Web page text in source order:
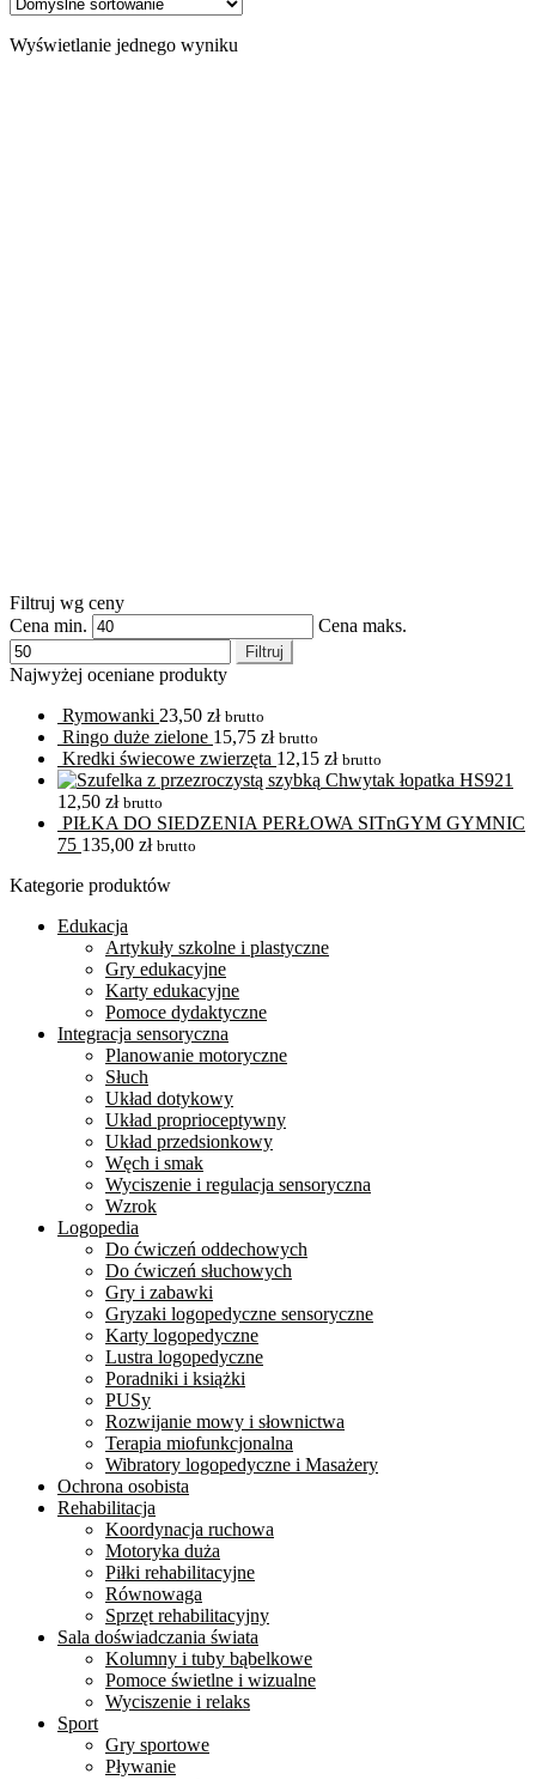
Wyświetlanie jednego wyniku
Filtruj wg ceny
Cena min.
Cena maks.
Filtruj
Najwyżej oceniane produkty
Rymowanki 23,50 zł brutto
Ringo duże zielone 15,75 zł brutto
Kredki świecowe zwierzęta 12,15 zł brutto
Chwytak łopatka HS921
12,50 zł brutto
PIŁKA DO SIEDZENIA PERŁOWA SITnGYM GYMNIC
75 135,00 zł brutto
Kategorie produktów
Edukacja
Artykuły szkolne i plastyczne
Gry edukacyjne
Karty edukacyjne
Pomoce dydaktyczne
Integracja sensoryczna
Planowanie motoryczne
Słuch
Układ dotykowy
Układ proprioceptywny
Układ przedsionkowy
Węch i smak
Wyciszenie i regulacja sensoryczna
Wzrok
Logopedia
Do ćwiczeń oddechowych
Do ćwiczeń słuchowych
Gry i zabawki
Gryzaki logopedyczne sensoryczne
Karty logopedyczne
Lustra logopedyczne
Poradniki i książki
PUSy
Rozwijanie mowy i słownictwa
Terapia miofunkcjonalna
Wibratory logopedyczne i Masażery
Ochrona osobista
Rehabilitacja
Koordynacja ruchowa
Motoryka duża
Piłki rehabilitacyjne
Równowaga
Sprzęt rehabilitacyjny
Sala doświadczania świata
Kolumny i tuby bąbelkowe
Pomoce świetlne i wizualne
Wyciszenie i relaks
Sport
Gry sportowe
Pływanie